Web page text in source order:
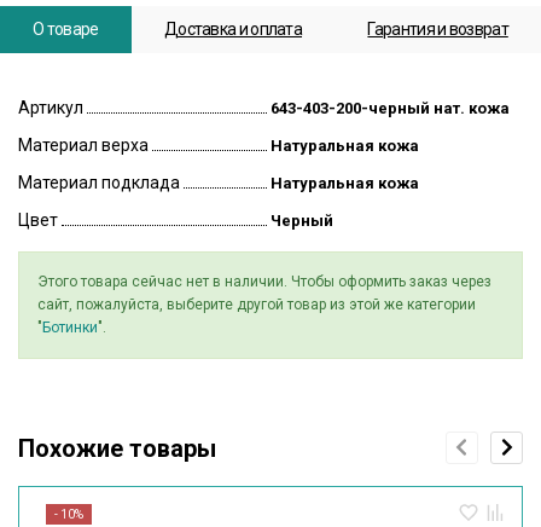
О товаре Доставка и оплата Гарантия и возврат
Артикул 643-403-200-черный нат. кожа
Материал верха Натуральная кожа
Материал подклада Натуральная кожа
Цвет Черный
Этого товара сейчас нет в наличии. Чтобы оформить заказ через
сайт, пожалуйста, выберите другой товар из этой же категории
" Ботинки".
Похожие товары
- 10%